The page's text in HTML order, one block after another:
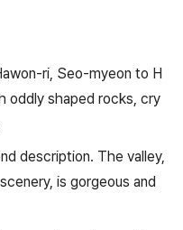
ri, Seo-myeon to H
oddly shaped rocks, cry
description. The valley,
is gorgeous and